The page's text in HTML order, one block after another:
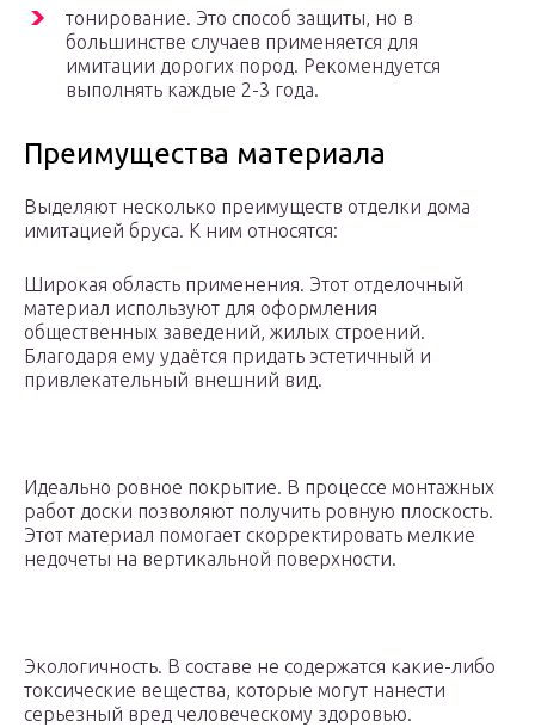
тонирование. Это способ защиты, но в
большинстве случаев применяется для
имитации дорогих пород. Рекомендуется
выполнять каждые 2-3 года.
Преимущества материала
Выделяют несколько преимуществ отделки дома
имитацией бруса. К ним относятся:
Широкая область применения. Этот отделочный
материал используют для оформления
общественных заведений, жилых строений.
Благодаря ему удаётся придать эстетичный и
привлекательный внешний вид.
Идеально ровное покрытие. В процессе монтажных
работ доски позволяют получить ровную плоскость.
Этот материал помогает скорректировать мелкие
недочеты на вертикальной поверхности.
Экологичность. В составе не содержатся какие-либо
токсические вещества, которые могут нанести
серьезный вред человеческому здоровью.